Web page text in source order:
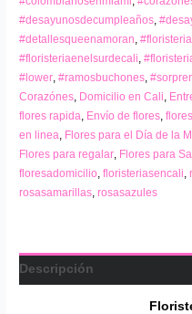
#desayunosdecumpleaños,
#detallesqueenamoran,
#floristeriaenelsurdecali,
#lower,#ramosbuchones,
Corazónes, Domicilio en Cali,
flores rapida, Envío de flores,
en linea, Flores para el Día de la
Flores para regalar, Flores para
floresadomicilio,floristeriasencali,
rosasamarillas,rosasazules
Descripción